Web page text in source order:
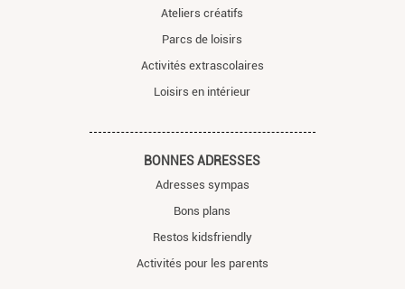
Ateliers créatifs
Parcs de loisirs
Activités extrascolaires
Loisirs en intérieur
BONNES ADRESSES
Adresses sympas
Bons plans
Restos kidsfriendly
Activités pour les parents